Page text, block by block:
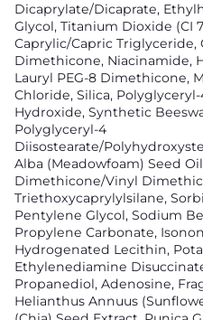
Dicaprylate/Dicaprate,
Glycol, Titanium Dioxide (CI
Caprylic/Capric Triglyceride,
Dimethicone, Niacinamide,
Lauryl PEG-8 Dimethicone,
Chloride, Silica,
Hydroxide, Synthetic
Polyglyceryl-4
Diisostearate/
Alba (Meadowfoam) Seed
Dimethicone/Vinyl
Triethoxycaprylylsilane,
Pentylene Glycol, Sodium
Propylene Carbonate,
Hydrogenated Lecithin,
Ethylenediamine
Propanediol, Adenosine,
Helianthus Annuus